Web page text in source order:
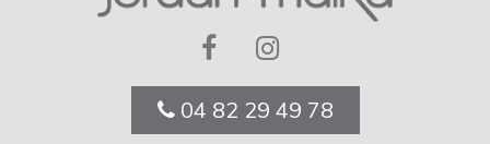
04 82 29 49 78